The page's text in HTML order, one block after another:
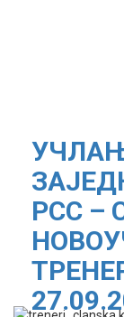
РСС –